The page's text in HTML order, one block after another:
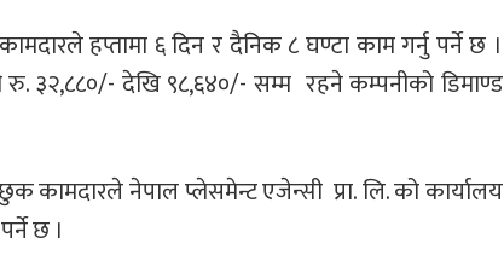
हप्तामा ६ दिन र दैनिक ८ घण्टा काम गर्नु पर्ने छ ।
३२,८८०/- देखि ९८,६४०/- सम्म रहने कम्पनीको डिमाण्ड
कामदारले नेपाल प्लेसमेन्ट एजेन्सी प्रा. लि. को कार्यालय
छ ।